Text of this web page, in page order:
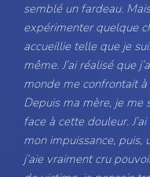
semblé un fardeau.
expérimenter quelque
accueillie telle que je
même. J’ai réalisé que
monde me confrontait
Depuis ma mère, je me
face à cette douleur.
mon impuissance, puis,
j’aie vraiment cru